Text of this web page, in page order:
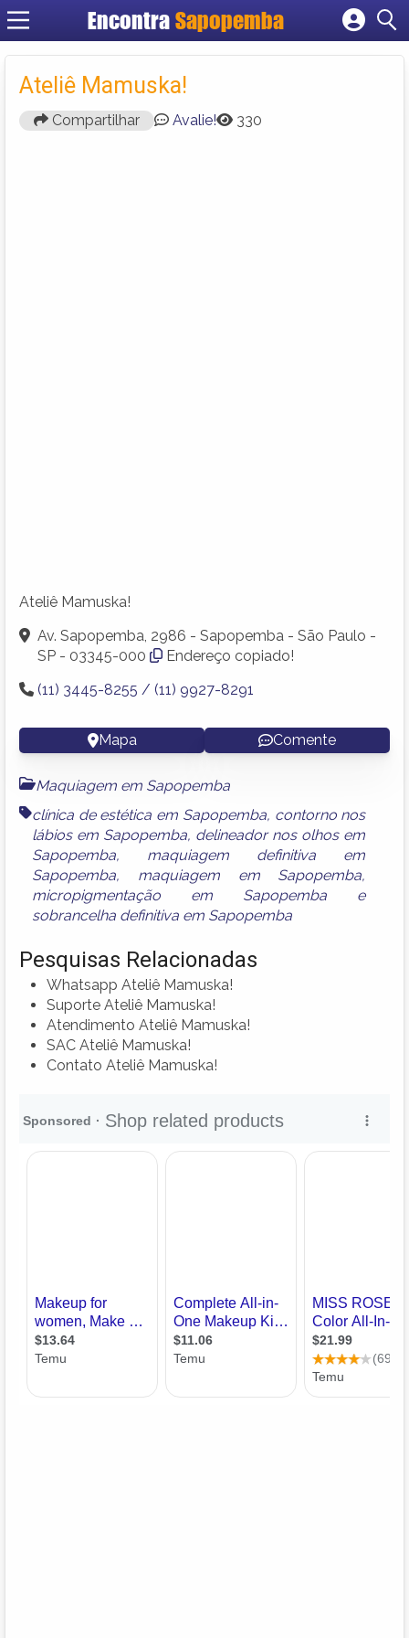
Encontra Sapopemba
Cadastrar empresa
Ateliê Mamuska!
Compartilhar Avalie! 330
Ateliê Mamuska!
Av. Sapopemba, 2986 - Sapopemba - São Paulo -
SP - 03345-000
Endereço copiado!
(11) 3445-8255 / (11) 9927-8291
Mapa Comente
Maquiagem em Sapopemba
clínica de estética em Sapopemba, contorno nos
lábios em Sapopemba, delineador nos olhos em
Sapopemba, maquiagem definitiva em
Sapopemba, maquiagem em Sapopemba,
micropigmentação em Sapopemba e
sobrancelha definitiva em Sapopemba
Pesquisas Relacionadas
Whatsapp Ateliê Mamuska!
Suporte Ateliê Mamuska!
Atendimento Ateliê Mamuska!
SAC Ateliê Mamuska!
Contato Ateliê Mamuska!